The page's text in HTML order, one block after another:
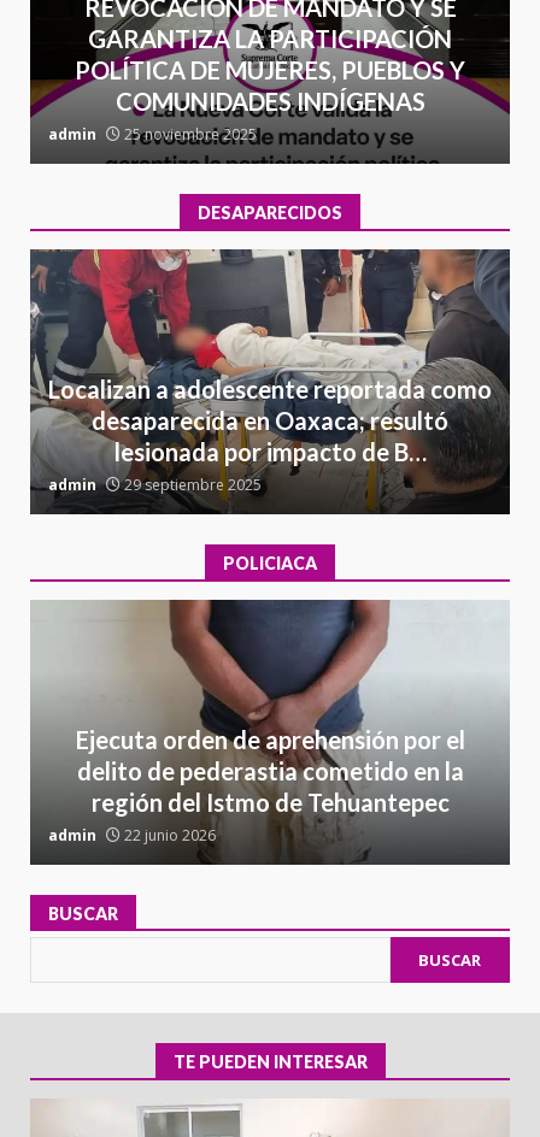
REVOCACIÓN DE MANDATO Y SE
GARANTIZA LA PARTICIPACIÓN
POLÍTICA DE MUJERES, PUEBLOS Y
COMUNIDADES INDÍGENAS
admin 25 noviembre 2025
DESAPARECIDOS
Localizan a adolescente reportada como
desaparecida en Oaxaca; resultó
lesionada por impacto de B…
admin 29 septiembre 2025
POLICIACA
Ejecuta orden de aprehensión por el
delito de pederastia cometido en la
región del Istmo de Tehuantepec
admin 22 junio 2026
BUSCAR
BUSCAR
TE PUEDEN INTERESAR